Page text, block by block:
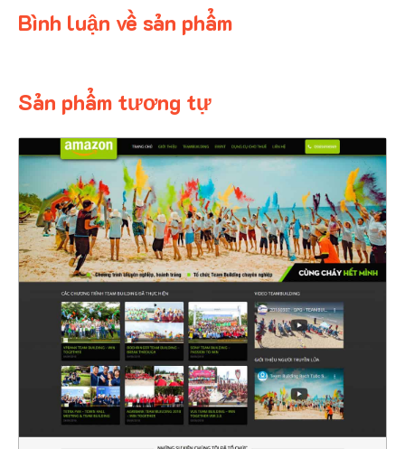
Bình luận về sản phẩm
Sản phẩm tương tự
4395
CHI TIẾT